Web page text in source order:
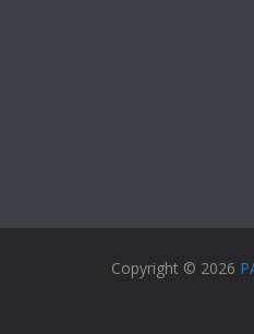
Copyright © 2026